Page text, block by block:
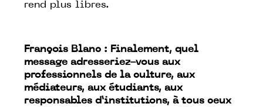
rend plus libres.
François Blanc : Finalement, quel
message adresseriez-vous aux
professionnels de la culture, aux
médiateurs, aux étudiants, aux
responsables d’institutions, à tous ceux